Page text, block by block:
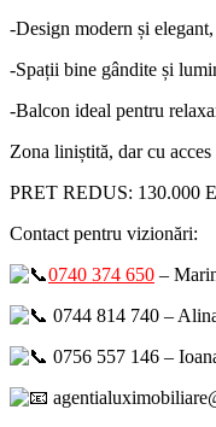
-Design modern și
-Spații bine gândite și
-Balcon ideal pentru
Zona liniștită, dar cu
PRET REDUS: 130.000
Contact pentru vizionări:
0740 374 650 –
0744 814 740 –
0756 557 146 –